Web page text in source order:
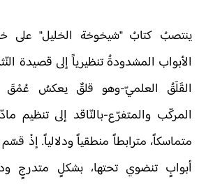
ينتصبُ كتابُ "شيخوخة الخليل" على
الأبواب المشدودةُ تنظيرياً إلى قصيدة
القَلَقُ العلميّ-وهو قلقٌ يعكسُ عُمْقَ
المركّب والمتفرّع-بالنّاقد إلى تنظيم
متماسكاً، مترابطاً منطقياً ودلالياً. إذْ قسّم
أبوابٍ تنضوي تحتها، بشكلٍ متدرجٍ